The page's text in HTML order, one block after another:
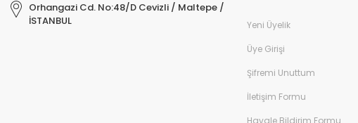
Orhangazi Cd. No:48/D Cevizli / Maltepe /
İSTANBUL
Yeni Üyelik
Üye Girişi
Şifremi Unuttum
İletişim Formu
Havale Bildirim Formu